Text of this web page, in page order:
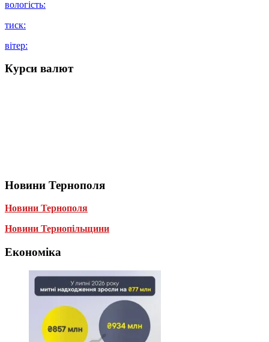
вологість:
тиск:
вітер:
Курси валют
Новини Тернополя
Новини Тернополя
Новини Тернопільщини
Економіка